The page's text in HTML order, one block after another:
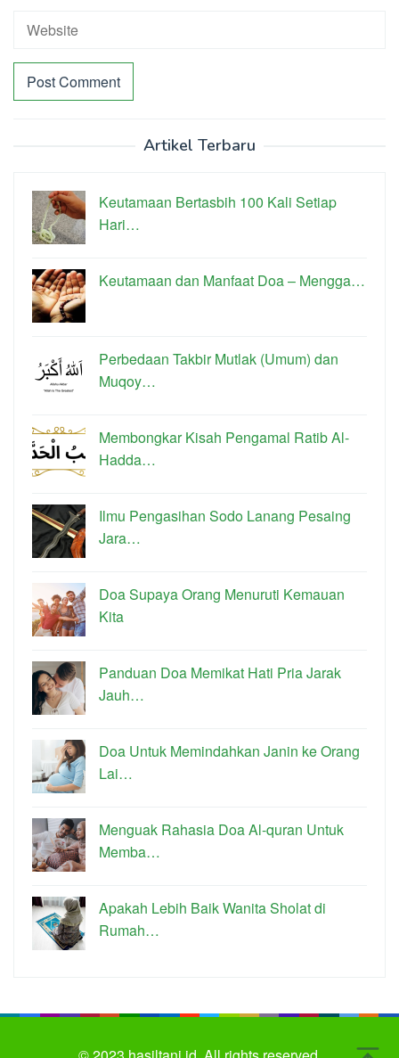
Artikel Terbaru
Keutamaan Bertasbih 100 Kali Setiap
Hari…
Keutamaan dan Manfaat Doa – Mengga…
Perbedaan Takbir Mutlak (Umum) dan
Muqoy…
Membongkar Kisah Pengamal Ratib Al-
Hadda…
Ilmu Pengasihan Sodo Lanang Pesaing
Jara…
Doa Supaya Orang Menuruti Kemauan
Kita
Panduan Doa Memikat Hati Pria Jarak
Jauh…
Doa Untuk Memindahkan Janin ke Orang
Lai…
Menguak Rahasia Doa Al-quran Untuk
Memba…
Apakah Lebih Baik Wanita Sholat di
Rumah…